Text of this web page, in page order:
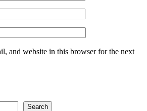
and website in this browser for the next
Search